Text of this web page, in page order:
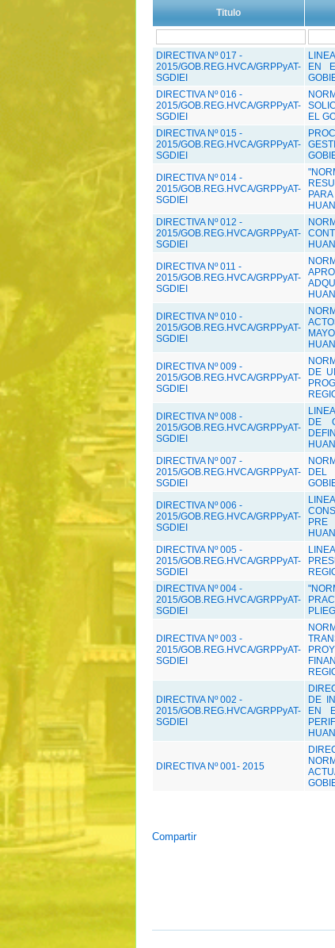
Titulo
DIRECTIVA Nº 017 -
2015/GOB.REG.HVCA/GRPPyAT-
SGDIEI
EN
DIRECTIVA Nº 016 -
2015/GOB.REG.HVCA/GRPPyAT-
SGDIEI
EL
DIRECTIVA Nº 015 -
2015/GOB.REG.HVCA/GRPPyAT-
SGDIEI
DIRECTIVA Nº 014 -
2015/GOB.REG.HVCA/GRPPyAT-
SGDIEI
DIRECTIVA Nº 012 -
2015/GOB.REG.HVCA/GRPPyAT-
SGDIEI
DIRECTIVA Nº 011 -
2015/GOB.REG.HVCA/GRPPyAT-
SGDIEI
DIRECTIVA Nº 010 -
2015/GOB.REG.HVCA/GRPPyAT-
SGDIEI
DIRECTIVA Nº 009 -
2015/GOB.REG.HVCA/GRPPyAT-
SGDIEI
DE
DIRECTIVA Nº 008 -
2015/GOB.REG.HVCA/GRPPyAT-
SGDIEI
DE
DIRECTIVA Nº 007 -
2015/GOB.REG.HVCA/GRPPyAT-
SGDIEI
DEL
DIRECTIVA Nº 006 -
2015/GOB.REG.HVCA/GRPPyAT-
SGDIEI
DIRECTIVA Nº 005 -
2015/GOB.REG.HVCA/GRPPyAT-
SGDIEI
DIRECTIVA Nº 004 -
2015/GOB.REG.HVCA/GRPPyAT-
SGDIEI
DIRECTIVA Nº 003 -
2015/GOB.REG.HVCA/GRPPyAT-
SGDIEI
DIRECTIVA Nº 002 -
2015/GOB.REG.HVCA/GRPPyAT-
SGDIEI
DE
EN
DIRECTIVA Nº 001- 2015
Compartir